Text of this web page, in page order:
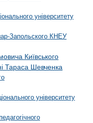
університету
Запольского КНЕУ
Київського
Тараса Шевченка
університету